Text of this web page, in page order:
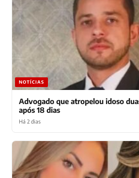
NOTÍCIAS
Advogado que atropelou idoso
após 18 dias
Há 2 dias